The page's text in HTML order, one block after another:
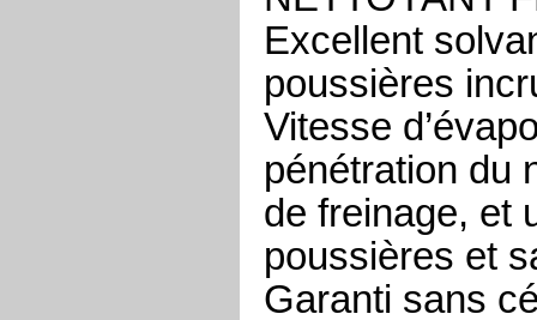
Excellent
poussières
Vitesse
pénétration du
de freinage, et
poussières et
Garanti sans